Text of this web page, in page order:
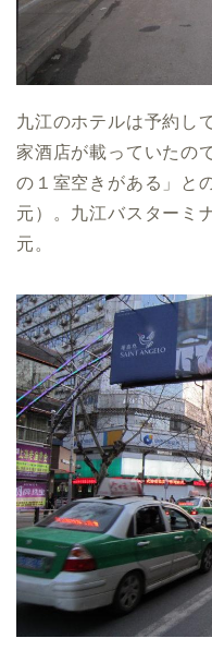
九江のホテルは予約し
家酒店が載っていたの
の１室空きがある」と
元）。九江バスターミ
元。